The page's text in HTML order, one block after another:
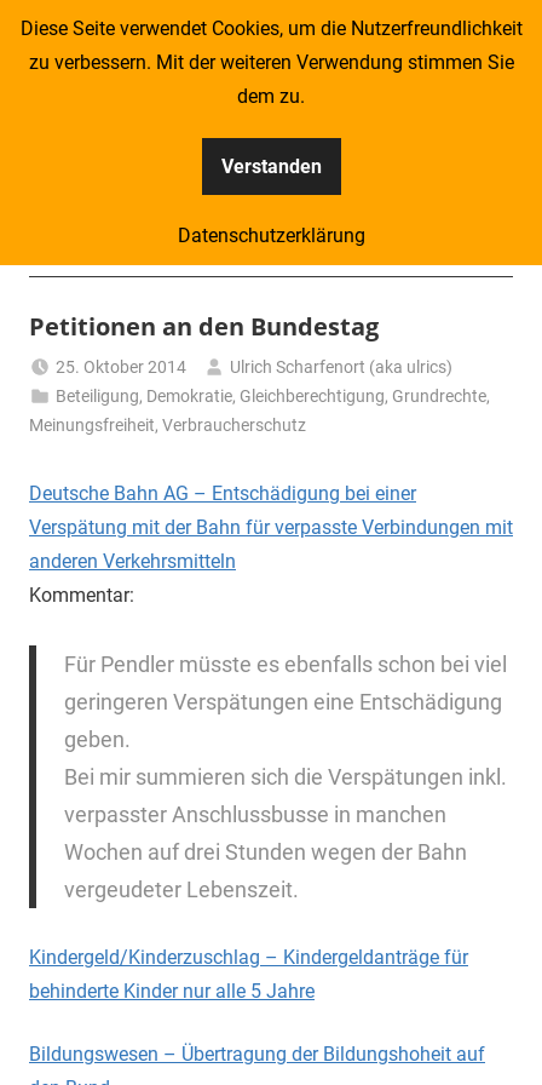
Zum
Kompass
–
Zeitung
für
Piraten
Petitionen an den Bundestag
25. Oktober 2014
Ulrich Scharfenort (aka ulrics)
Beteiligung, Demokratie, Gleichberechtigung, Grundrechte,
Meinungsfreiheit, Verbraucherschutz
Deutsche Bahn AG – Entschädigung bei einer
Verspätung mit der Bahn für verpasste Verbindungen mit
anderen Verkehrsmitteln
Kommentar:
Für Pendler müsste es ebenfalls schon bei viel
geringeren Verspätungen eine Entschädigung
geben.
Bei mir summieren sich die Verspätungen inkl.
verpasster Anschlussbusse in manchen
Wochen auf drei Stunden wegen der Bahn
vergeudeter Lebenszeit.
Kindergeld/Kinderzuschlag – Kindergeldanträge für
behinderte Kinder nur alle 5 Jahre
Bildungswesen – Übertragung der Bildungshoheit auf
Diese Seite verwendet Cookies, um die Nutzerfreundlichkeit
zu verbessern. Mit der weiteren Verwendung stimmen Sie
dem zu.
Verstanden
Datenschutzerklärung